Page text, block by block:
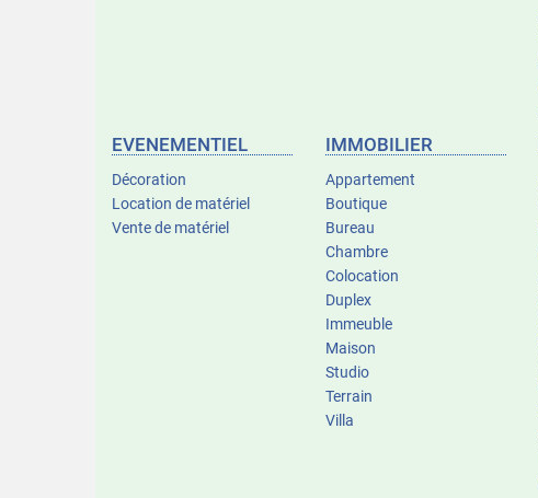
EVENEMENTIEL
Décoration
Location de matériel
Vente de matériel
IMMOBILIER
Appartement
Boutique
Bureau
Chambre
Colocation
Duplex
Immeuble
Maison
Studio
Terrain
Villa